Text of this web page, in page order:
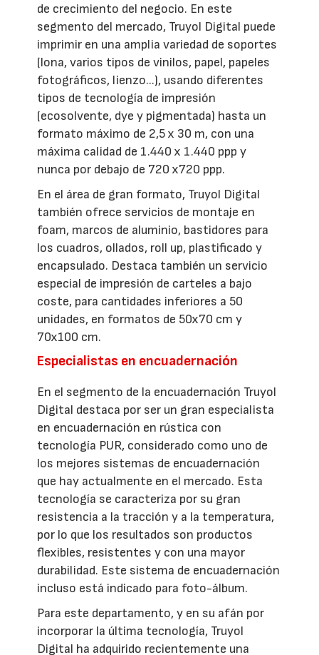
de crecimiento del negocio. En este
segmento del mercado, Truyol Digital puede
imprimir en una amplia variedad de soportes
(lona, varios tipos de vinilos, papel, papeles
fotográficos, lienzo...), usando diferentes
tipos de tecnología de impresión
(ecosolvente, dye y pigmentada) hasta un
formato máximo de 2,5 x 30 m, con una
máxima calidad de 1.440 x 1.440 ppp y
nunca por debajo de 720 x720 ppp.
En el área de gran formato, Truyol Digital
también ofrece servicios de montaje en
foam, marcos de aluminio, bastidores para
los cuadros, ollados, roll up, plastificado y
encapsulado. Destaca también un servicio
especial de impresión de carteles a bajo
coste, para cantidades inferiores a 50
unidades, en formatos de 50x70 cm y
70x100 cm.
Especialistas en encuadernación
En el segmento de la encuadernación Truyol
Digital destaca por ser un gran especialista
en encuadernación en rústica con
tecnología PUR, considerado como uno de
los mejores sistemas de encuadernación
que hay actualmente en el mercado. Esta
tecnología se caracteriza por su gran
resistencia a la tracción y a la temperatura,
por lo que los resultados son productos
flexibles, resistentes y con una mayor
durabilidad. Este sistema de encuadernación
incluso está indicado para foto-álbum.
Para este departamento, y en su afán por
incorporar la última tecnología, Truyol
Digital ha adquirido recientemente una